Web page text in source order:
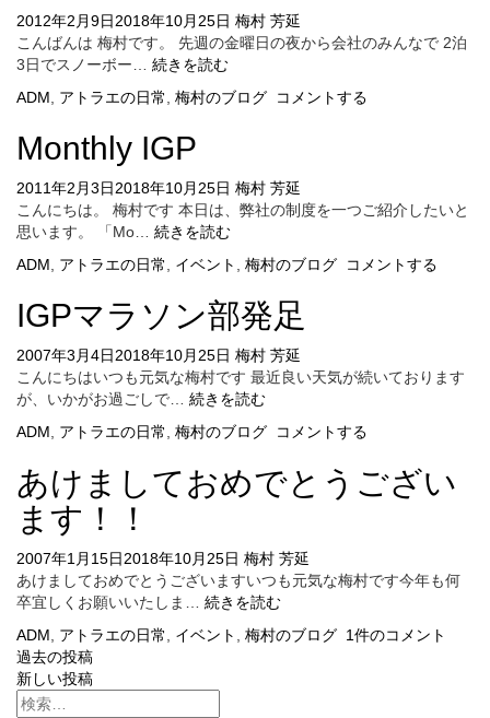
2012年2月9日2018年10月25日 梅村 芳延
こんばんは 梅村です。 先週の金曜日の夜から会社のみんなで 2泊
3日でスノーボー… 続きを読むIGP
ノ
ド
部
ADM アトラエの日常 梅村のブログ コメントする
Monthly IGP
2011年2月3日2018年10月25日 梅村 芳延
こんにちは。 梅村です 本日は、弊社の制度を一つご紹介したいと
思います。 「Mo… 続きを読むMonthly
ADM アトラエの日常 イベント 梅村のブログ コメントする
IGPマラソン部発足
2007年3月4日2018年10月25日 梅村 芳延
こんにちはいつも元気な梅村です 最近良い天気が続いております
が、いかがお過ごしで… 続きを読むIGP
ラ
ン
足
ADM アトラエの日常 梅村のブログ コメントする
あけましておめでとうござい
ます！！
2007年1月15日2018年10月25日 梅村 芳延
あけましておめでとうございますいつも元気な梅村です今年も何
卒宜しくお願いいたしま… 続きを読むあ
ま
ADM アトラエの日常 イベント 梅村のブログ 1件のコメント
投
稿
過去の投稿
新しい投稿